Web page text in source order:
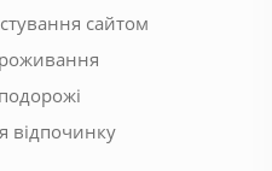
сайтом
відпочинку